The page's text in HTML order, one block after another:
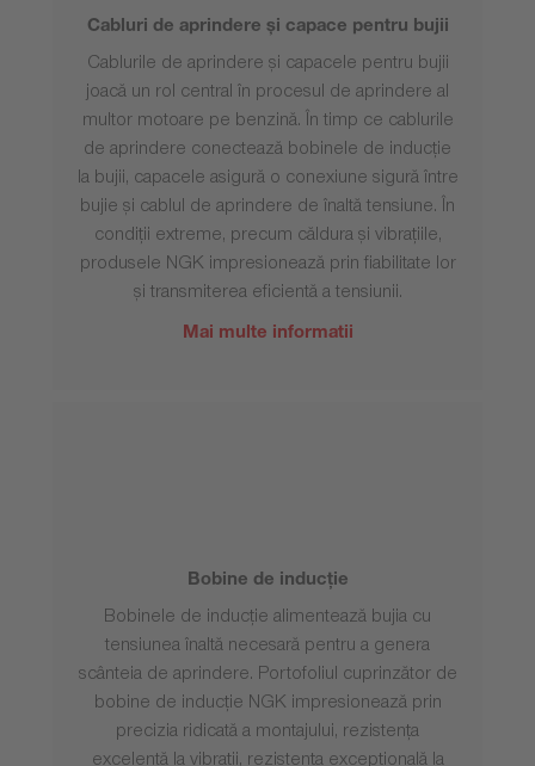
Cabluri de aprindere și capace pentru bujii
Cablurile de aprindere și capacele pentru bujii
joacă un rol central în procesul de aprindere al
multor motoare pe benzină. În timp ce cablurile
de aprindere conectează bobinele de inducție
la bujii, capacele asigură o conexiune sigură între
bujie și cablul de aprindere de înaltă tensiune. În
condiții extreme, precum căldura și vibrațiile,
produsele NGK impresionează prin fiabilitate lor
și transmiterea eficientă a tensiunii.
Mai multe informatii
Bobine de inducție
Bobinele de inducție alimentează bujia cu
tensiunea înaltă necesară pentru a genera
scânteia de aprindere. Portofoliul cuprinzător de
bobine de inducție NGK impresionează prin
precizia ridicată a montajului, rezistența
excelentă la vibrații, rezistența excepțională la